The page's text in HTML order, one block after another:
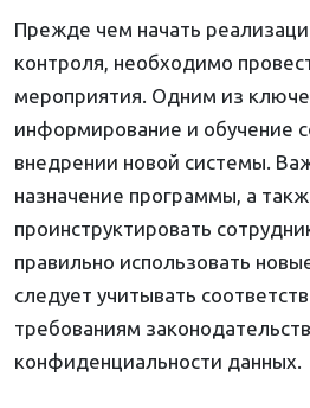
Прежде чем начать
контроля, необходимо
мероприятия. Одним из
информирование и обучение
внедрении новой системы.
назначение программы, а
проинструктировать
правильно использовать
следует учитывать
требованиям
конфиденциальности данных.